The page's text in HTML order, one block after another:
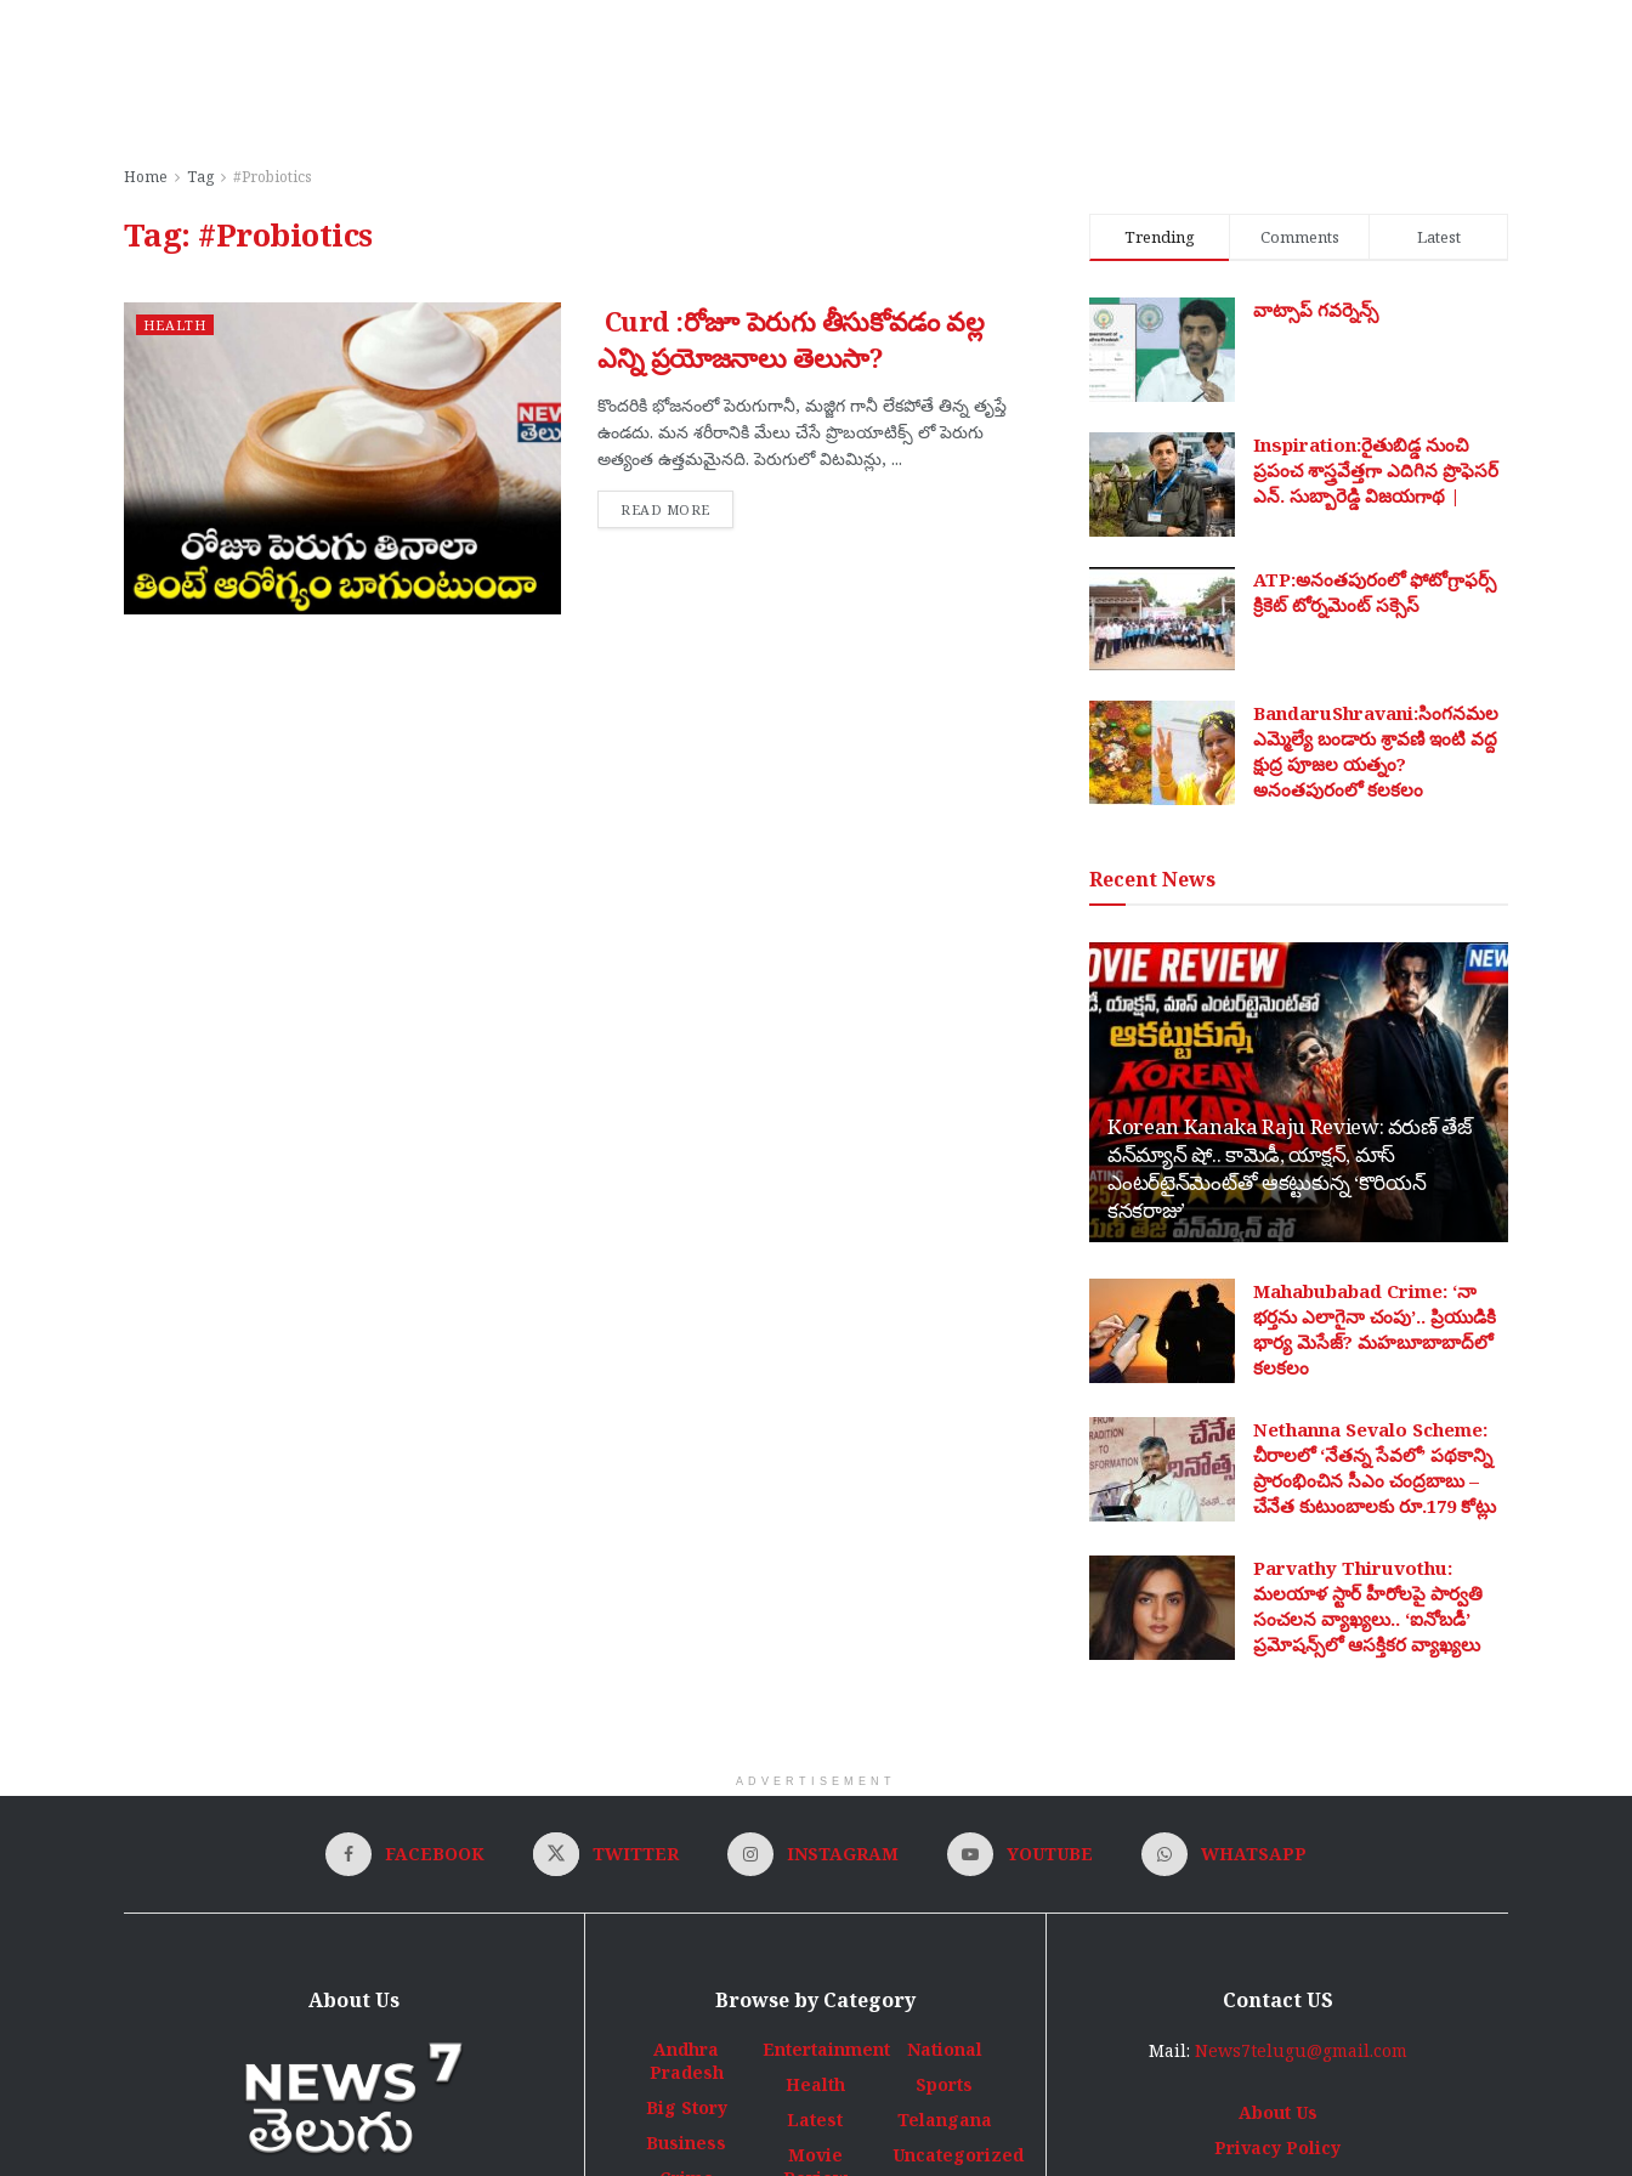
Home Tag #Probiotics
Tag: #Probiotics
HEALTH
Curd :రోజూ పెరుగు తీసుకోవడం వల్ల
ఎన్ని ప్రయోజనాలు తెలుసా?
కొందరికి భోజనంలో పెరుగుగానీ, మజ్జిగ గానీ లేకపోతే తిన్న తృప్తే
ఉండదు. మన శరీరానికి మేలు చేసే ప్రొబయాటిక్స్ లో పెరుగు
అత్యంత ఉత్తమమైనది. పెరుగులో విటమిన్లు, ...
READ MOREDETAILS
Trending Comments Latest
వాట్సాప్ గవర్నెన్స్
Inspiration:రైతుబిడ్డ నుంచి
ప్రపంచ శాస్త్రవేత్తగా ఎదిగిన ప్రొఫెసర్
ఎన్. సుబ్బారెడ్డి విజయగాథ |
ATP:అనంతపురంలో ఫోటోగ్రాఫర్స్
క్రికెట్ టోర్నమెంట్ సక్సెస్
BandaruShravani:సింగనమల
ఎమ్మెల్యే బండారు శ్రావణి ఇంటి వద్ద
క్షుద్ర పూజల యత్నం?
అనంతపురంలో కలకలం
Recent News
Korean Kanaka Raju Review: వరుణ్ తేజ్
వన్‌మ్యాన్ షో.. కామెడీ, యాక్షన్, మాస్
ఎంటర్‌టైన్‌మెంట్‌తో ఆకట్టుకున్న ‘కొరియన్
కనకరాజు’
Mahabubabad Crime: ‘నా
భర్తను ఎలాగైనా చంపు’.. ప్రియుడికి
భార్య మెసేజ్? మహబూబాబాద్‌లో
కలకలం
Nethanna Sevalo Scheme:
చీరాలలో ‘నేతన్న సేవలో’ పథకాన్ని
ప్రారంభించిన సీఎం చంద్రబాబు –
చేనేత కుటుంబాలకు రూ.179 కోట్లు
Parvathy Thiruvothu:
మలయాళ స్టార్ హీరోలపై పార్వతి
సంచలన వ్యాఖ్యలు.. ‘ఐనోబడీ’
ప్రమోషన్స్‌లో ఆసక్తికర వ్యాఖ్యలు
ADVERTISEMENT
FACEBOOK TWITTER INSTAGRAM YOUTUBE WHATSAPP
About Us Browse by Category
Andhra
Pradesh
Big Story
Business
Entertainment
Health
Latest
Movie
National
Sports
Telangana
Uncategorized
Contact US
Mail: News7telugu@gmail.com
About Us
Privacy Policy